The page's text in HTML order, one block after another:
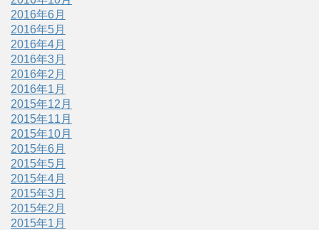
2016年6月
2016年5月
2016年4月
2016年3月
2016年2月
2016年1月
2015年12月
2015年11月
2015年10月
2015年6月
2015年5月
2015年4月
2015年3月
2015年2月
2015年1月